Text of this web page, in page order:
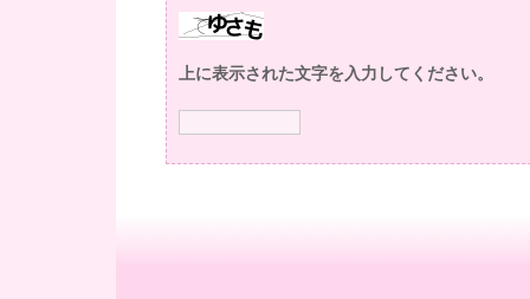
上に表示された文字を入力してください。